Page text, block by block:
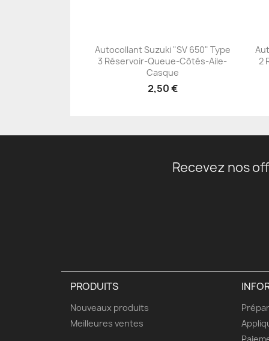
+23
Autocollant Suzuki "SV 650" Type
3 Réservoir-Queue-Côtés-Aile-
Casque
2,50 €
2
Recevez nos
PRODUITS
Nouveaux produits
Meilleures ventes